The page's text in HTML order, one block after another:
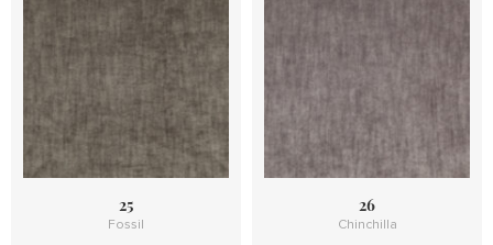
25
Fossil
26
Chinchilla